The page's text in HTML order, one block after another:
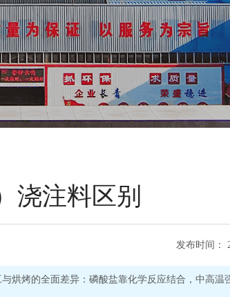
浇注料区别
发布时间：
烘烤的全面差异：磷酸盐靠化学反应结合，中高温